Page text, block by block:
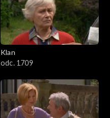
Klan
odc. 1709